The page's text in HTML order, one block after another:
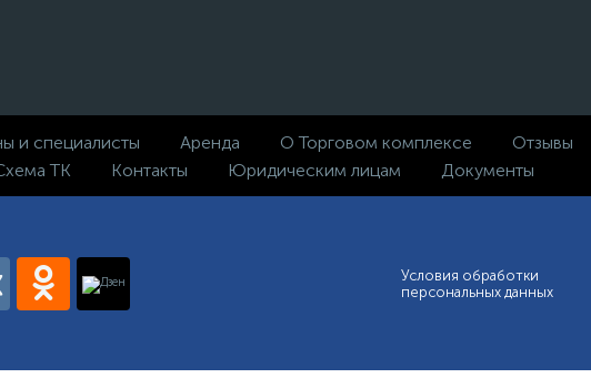
и специалисты Аренда О Торговом комплексе Отзывы
ТК Контакты Юридическим лицам Документы
Условия обработки
персональных данных